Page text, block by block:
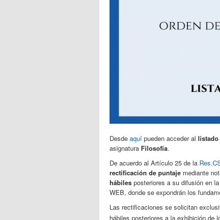
Desde aquí pueden acceder al
asignatura Filosofía.
De acuerdo al Artículo 25 de la
rectificación de puntaje mediante
hábiles posteriores a su difusión en
WEB, donde se expondrán los
Las rectificaciones se solicitan
hábiles posteriores a la exhibición de